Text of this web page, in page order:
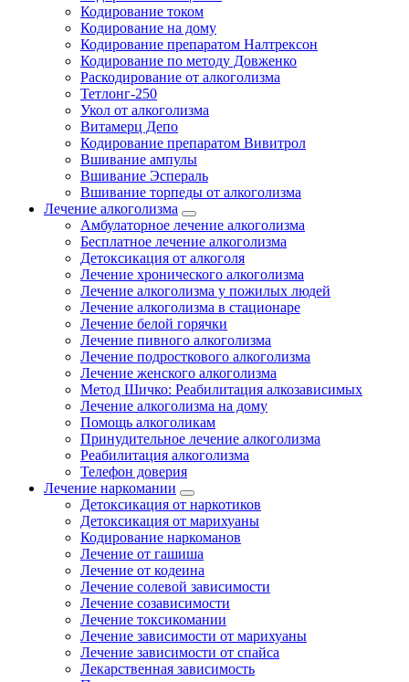
Кодирование током
Кодирование на дому
Кодирование препаратом Налтрексон
Кодирование по методу Довженко
Раскодирование от алкоголизма
Тетлонг-250
Укол от алкоголизма
Витамерц Депо
Кодирование препаратом Вивитрол
Вшивание ампулы
Вшивание Эспераль
Вшивание торпеды от алкоголизма
Лечение алкоголизма
Амбулаторное лечение алкоголизма
Бесплатное лечение алкоголизма
Детоксикация от алкоголя
Лечение хронического алкоголизма
Лечение алкоголизма у пожилых людей
Лечение алкоголизма в стационаре
Лечение белой горячки
Лечение пивного алкоголизма
Лечение подросткового алкоголизма
Лечение женского алкоголизма
Метод Шичко: Реабилитация алкозависимых
Лечение алкоголизма на дому
Помощь алкоголикам
Принудительное лечение алкоголизма
Реабилитация алкоголизма
Телефон доверия
Лечение наркомании
Детоксикация от наркотиков
Детоксикация от марихуаны
Кодирование наркоманов
Лечение от гашиша
Лечение от кодеина
Лечение солевой зависимости
Лечение созависимости
Лечение токсикомании
Лечение зависимости от марихуаны
Лечение зависимости от спайса
Лекарственная зависимость